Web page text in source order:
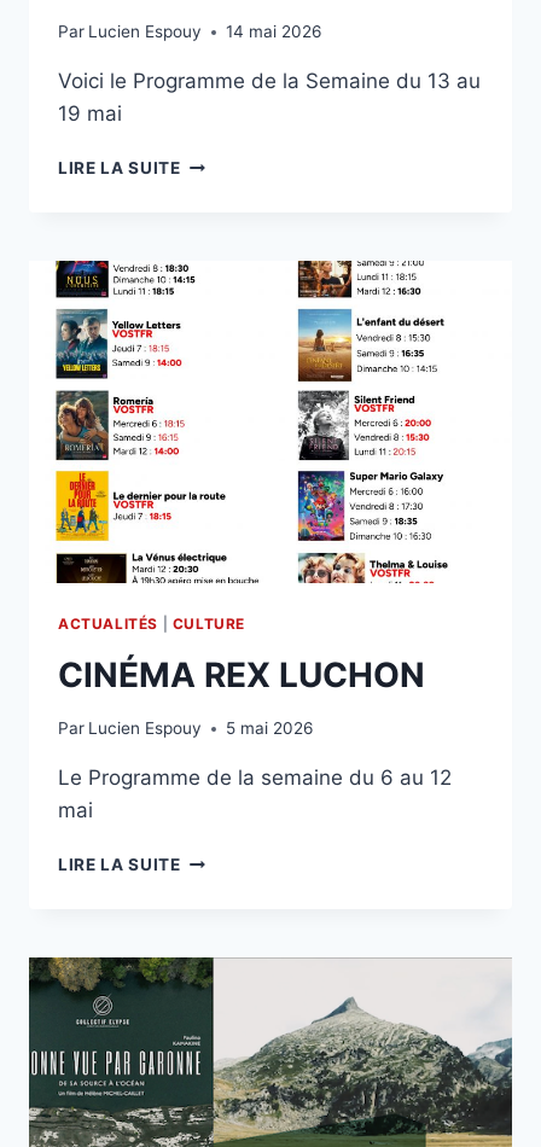
Par Lucien Espouy 14 mai 2026
Voici le Programme de la Semaine du 13 au
19 mai
LIRE LA SUITECINÉMA
ACTUALITÉS CULTURE
CINÉMA REX LUCHON
Par Lucien Espouy 5 mai 2026
Le Programme de la semaine du 6 au 12
mai
LIRE LA SUITECINÉMA